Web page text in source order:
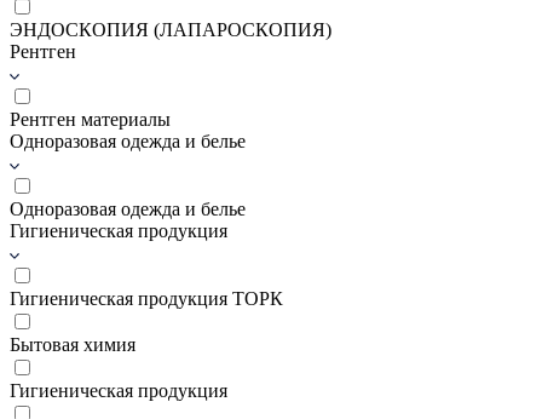
ЭНДОСКОПИЯ (ЛАПАРОСКОПИЯ)
Рентген
Рентген материалы
Одноразовая одежда и белье
Одноразовая одежда и белье
Гигиеническая продукция
Гигиеническая продукция ТОРК
Бытовая химия
Гигиеническая продукция